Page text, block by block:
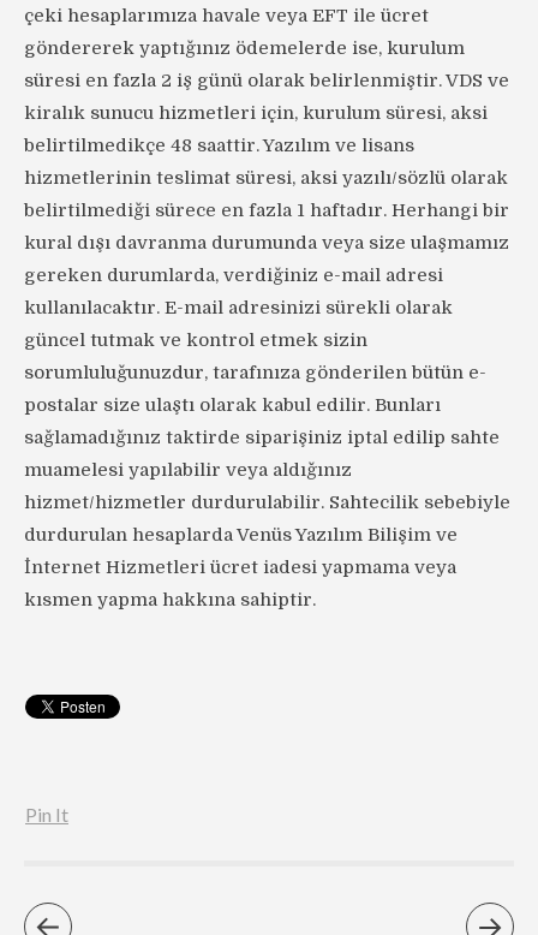
çeki hesaplarımıza havale veya EFT ile ücret
göndererek yaptığınız ödemelerde ise, kurulum
süresi en fazla 2 iş günü olarak belirlenmiştir. VDS ve
kiralık sunucu hizmetleri için, kurulum süresi, aksi
belirtilmedikçe 48 saattir. Yazılım ve lisans
hizmetlerinin teslimat süresi, aksi yazılı/sözlü olarak
belirtilmediği sürece en fazla 1 haftadır. Herhangi bir
kural dışı davranma durumunda veya size ulaşmamız
gereken durumlarda, verdiğiniz e-mail adresi
kullanılacaktır. E-mail adresinizi sürekli olarak
güncel tutmak ve kontrol etmek sizin
sorumluluğunuzdur, tarafınıza gönderilen bütün e-
postalar size ulaştı olarak kabul edilir. Bunları
sağlamadığınız taktirde siparişiniz iptal edilip sahte
muamelesi yapılabilir veya aldığınız
hizmet/hizmetler durdurulabilir. Sahtecilik sebebiyle
durdurulan hesaplarda Venüs Yazılım Bilişim ve
İnternet Hizmetleri ücret iadesi yapmama veya
kısmen yapma hakkına sahiptir.
Pin It